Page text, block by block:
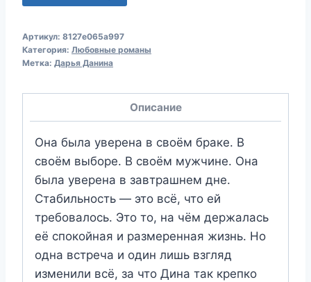
Артикул: 8127e065a997
Категория: Любовные романы
Метка: Дарья Данина
Описание
Она была уверена в своём браке. В
своём выборе. В своём мужчине. Она
была уверена в завтрашнем дне.
Стабильность — это всё, что ей
требовалось. Это то, на чём держалась
её спокойная и размеренная жизнь. Но
одна встреча и один лишь взгляд
изменили всё, за что Дина так крепко